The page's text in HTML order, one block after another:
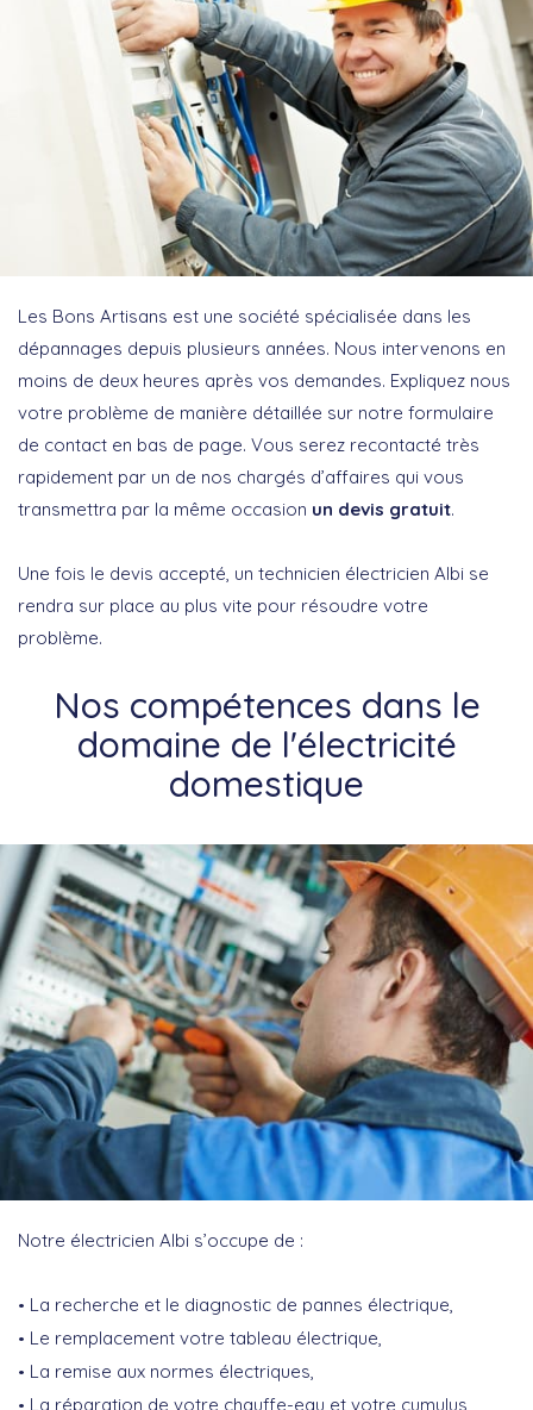
Les Bons Artisans est une société spécialisée dans les
dépannages depuis plusieurs années. Nous intervenons en
moins de deux heures après vos demandes. Expliquez nous
votre problème de manière détaillée sur notre formulaire
de contact en bas de page. Vous serez recontacté très
rapidement par un de nos chargés d’affaires qui vous
transmettra par la même occasion un devis gratuit.
Une fois le devis accepté, un technicien électricien Albi se
rendra sur place au plus vite pour résoudre votre
problème.
Nos compétences dans le
domaine de l'électricité
domestique
Notre électricien Albi s’occupe de :
La recherche et le diagnostic de pannes électrique,
Le remplacement votre tableau électrique,
La remise aux normes électriques,
La réparation de votre chauffe-eau et votre cumulus